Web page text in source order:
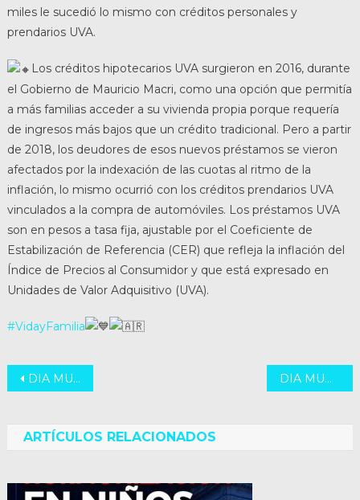
miles le sucedió lo mismo con créditos personales y
prendarios UVA.
Los créditos hipotecarios UVA surgieron en 2016, durante
el Gobierno de Mauricio Macri, como una opción que permitía
a más familias acceder a su vivienda propia porque requería
de ingresos más bajos que un crédito tradicional. Pero a partir
de 2018, los deudores de esos nuevos préstamos se vieron
afectados por la indexación de las cuotas al ritmo de la
inflación, lo mismo ocurrió con los créditos prendarios UVA
vinculados a la compra de automóviles. Los préstamos UVA
son en pesos a tasa fija, ajustable por el Coeficiente de
Estabilización de Referencia (CER) que refleja la inflación del
Índice de Precios al Consumidor y que está expresado en
Unidades de Valor Adquisitivo (UVA).
#VidayFamilia
Navegación
entradas
DIA MUNDIAL DE LA CREATIVIDAD Y LA INNOVACION DIA MUNDIAL DE LA TIERRA
ARTÍCULOS RELACIONADOS